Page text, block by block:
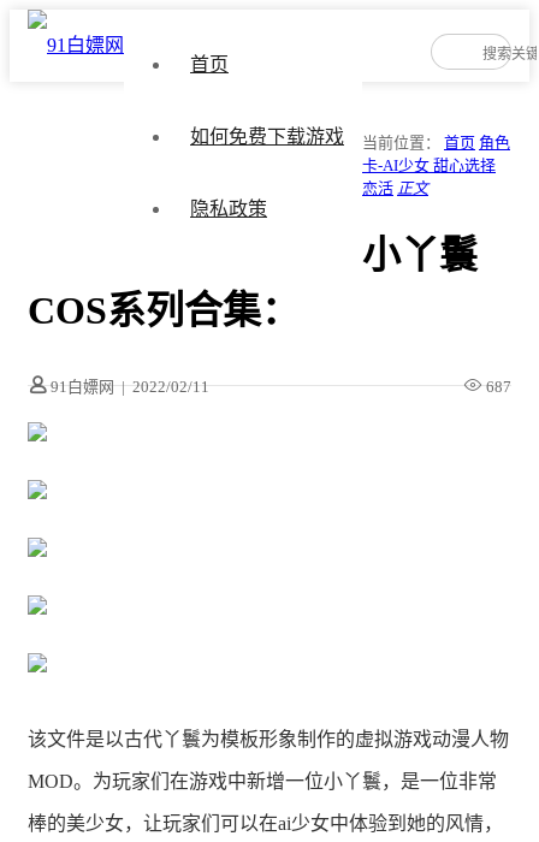
首页
如何免费下载游戏
隐私政策
当前位置： 首页 角色
卡-AI少女 甜心选择
恋活 正文
小丫鬟
COS系列合集：
91白嫖网 | 2022/02/11 687
该文件是以古代丫鬟为模板形象制作的虚拟游戏动漫人物
MOD。为玩家们在游戏中新增一位小丫鬟，是一位非常
棒的美少女，让玩家们可以在ai少女中体验到她的风情，